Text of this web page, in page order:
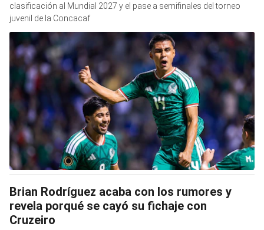
clasificación al Mundial 2027 y el pase a semifinales del torneo
juvenil de la Concacaf
Brian Rodríguez acaba con los rumores y
revela porqué se cayó su fichaje con
Cruzeiro